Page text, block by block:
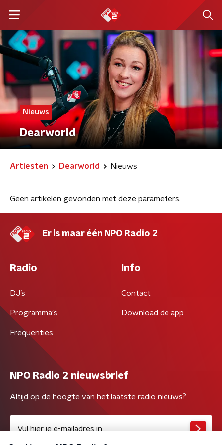
Nieuws
Dearworld
Artiesten Dearworld Nieuws
Geen artikelen gevonden met deze parameters.
Er is maar één NPO Radio 2
Radio
DJ’s
Programma's
Frequenties
Info
Contact
Download de app
NPO Radio 2 nieuwsbrief
Altijd op de hoogte van het laatste radio nieuws?